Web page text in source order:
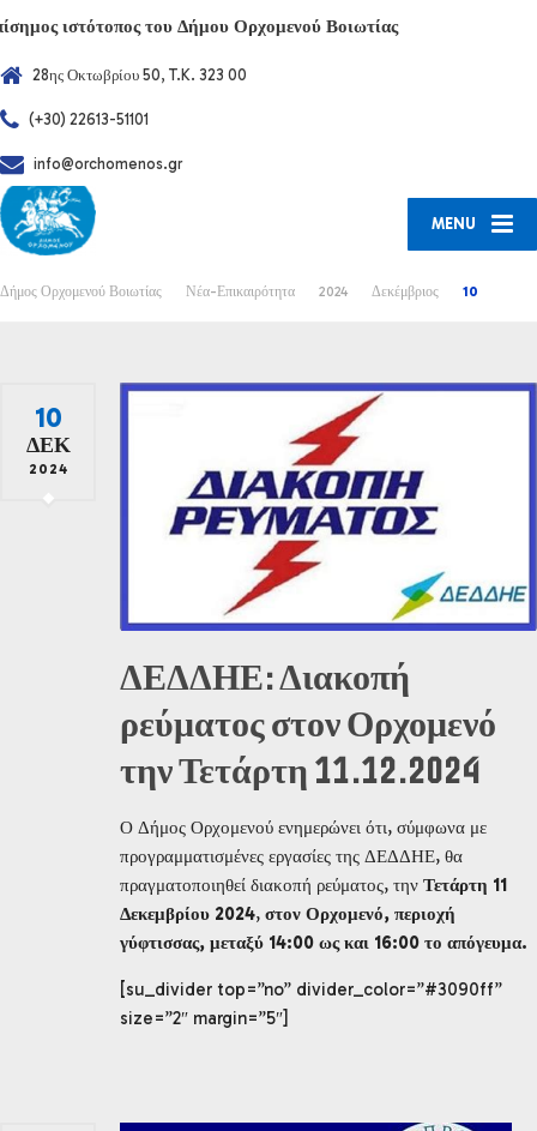
ιστότοπος του Δήμου Ορχομενού Βοιωτίας
28ης Οκτωβρίου 50, T.K. 323 00
(+30) 22613-51101
info@orchomenos.gr
MENU
Δήμος Ορχομενού Βοιωτίας Νέα-Επικαιρότητα 2024 Δεκέμβριος 10
10
ΔΕΚ
2024
ΔΕΔΔΗΕ: Διακοπή
ρεύματος στον Ορχομενό
την Τετάρτη 11.12.2024
Ο Δήμος Ορχομενού ενημερώνει ότι, σύμφωνα με
προγραμματισμένες εργασίες της ΔΕΔΔΗΕ, θα
πραγματοποιηθεί διακοπή ρεύματος, την Τετάρτη 11
Δεκεμβρίου 2024, στον Ορχομενό, περιοχή
γύφτισσας, μεταξύ 14:00 ως και 16:00 το απόγευμα.
[su_divider top=”no” divider_color=”#3090ff”
size=”2″ margin=”5″]